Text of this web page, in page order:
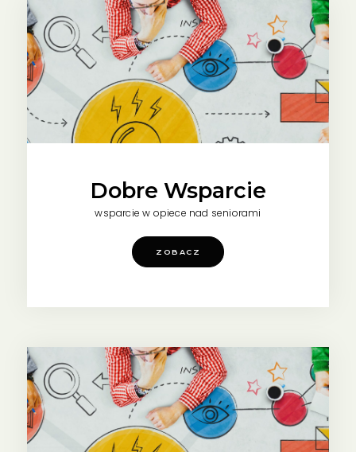
Dobre Wsparcie
wsparcie w opiece nad seniorami
ZOBACZ